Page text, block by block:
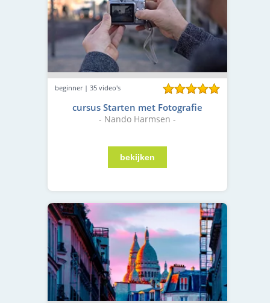
beginner | 35 video's
cursus Starten met Fotografie
- Nando Harmsen -